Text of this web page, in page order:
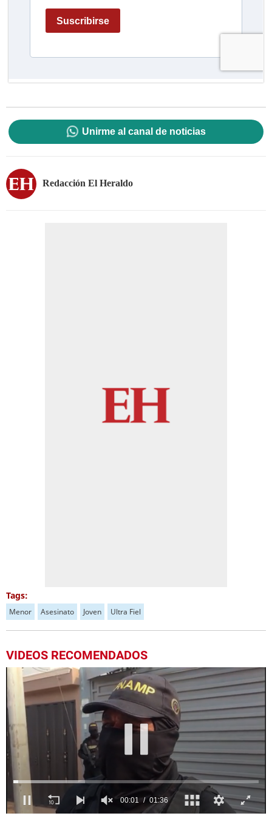
Unirme al canal de noticias
Redacción El Heraldo
Tags:
Menor Asesinato Joven Ultra Fiel
VIDEOS RECOMENDADOS